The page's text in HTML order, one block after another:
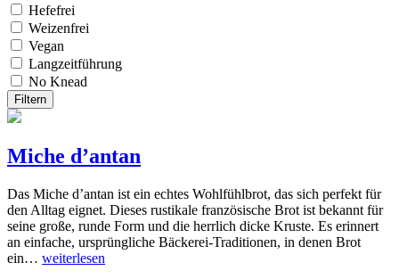
Hefefrei
Weizenfrei
Vegan
Langzeitführung
No Knead
Filtern
Miche d’antan
Das Miche d’antan ist ein echtes Wohlfühlbrot, das sich perfekt für
den Alltag eignet. Dieses rustikale französische Brot ist bekannt für
seine große, runde Form und die herrlich dicke Kruste. Es erinnert
an einfache, ursprüngliche Bäckerei-Traditionen, in denen Brot
ein… weiterlesen